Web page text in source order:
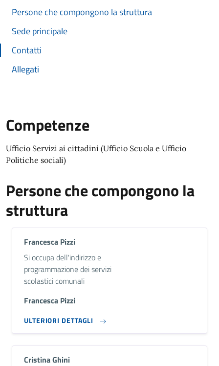
Persone che compongono la struttura
Sede principale
Contatti
Allegati
Competenze
Ufficio Servizi ai cittadini (Ufficio Scuola e Ufficio
Politiche sociali)
Persone che compongono la
struttura
Francesca Pizzi
Descrizione breve
Si occupa dell'indirizzo e
programmazione dei servizi
scolastici comunali
Francesca Pizzi
ULTERIORI DETTAGLI
Cristina Ghini